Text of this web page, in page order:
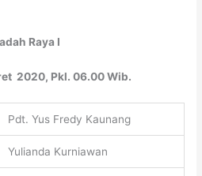
Raya I
2020, Pkl. 06.00 Wib.
Pdt. Yus Fredy Kaunang
Yulianda Kurniawan